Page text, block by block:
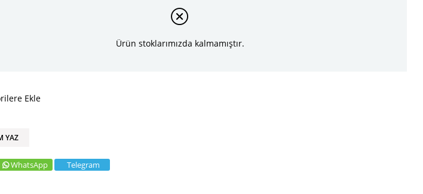
Ürün stoklarımızda kalmamıştır.
Ekle
YAZ
WhatsApp Telegram